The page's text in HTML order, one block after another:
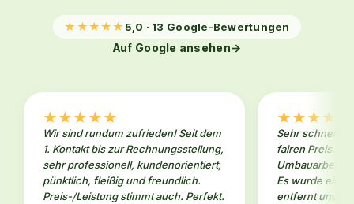
★ ★★★★ 5,0 · 13 Google-Bewertungen
Auf Google ansehen→
★★★★★
Wir sind rundum zufrieden! Seit dem
1. Kontakt bis zur Rechnungsstellung,
sehr professionell, kundenorientiert,
pünktlich, fleißig und freundlich.
Preis-/Leistung stimmt auch. Perfekt.
★★★★
Sehr schneller
fairen Preis.
Es wurde eine
entfernt und